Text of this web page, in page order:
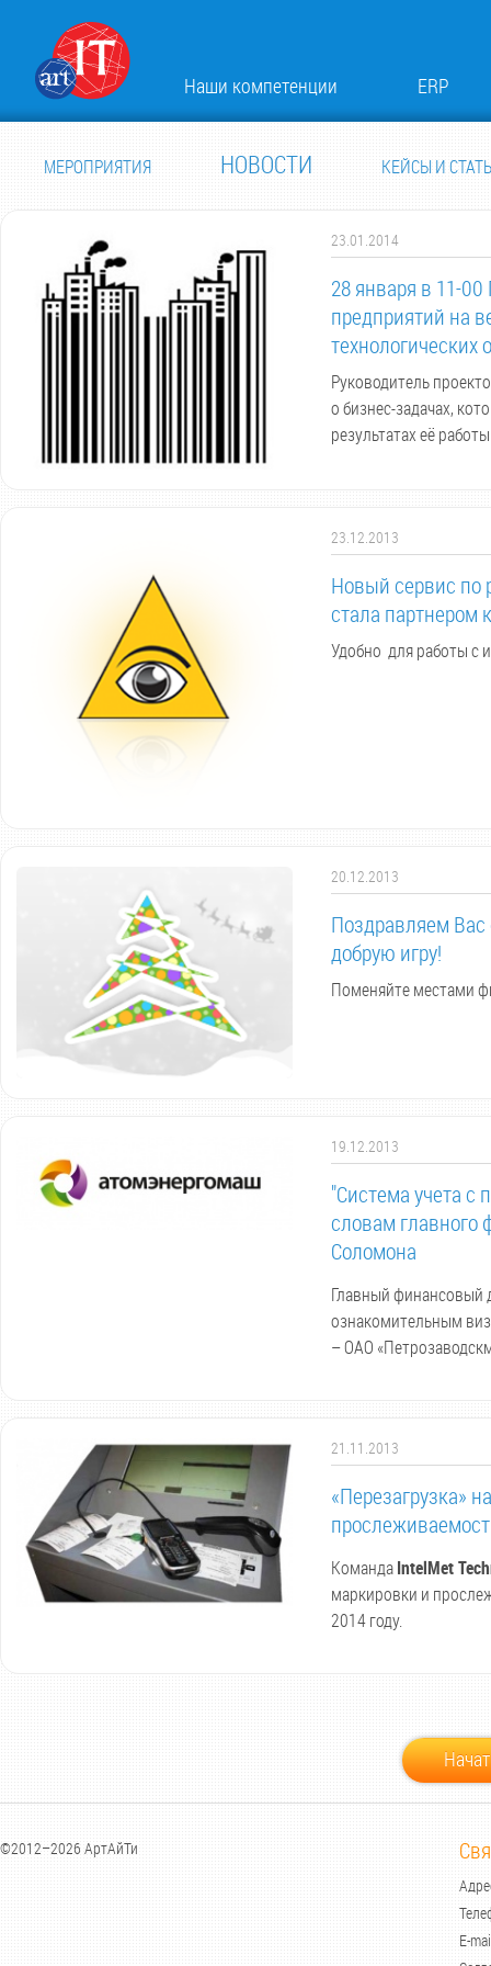
Наши компетенции ERP
МЕРОПРИЯТИЯ НОВОСТИ КЕЙСЫ И
23.01.2014
28 января в 11-
предприятий на
технологических
Руководитель
о бизнес-задачах,
результатах её работы
23.12.2013
Новый сервис по
стала
Удобно для работы с
20.12.2013
Поздравляем
добрую игру!
Поменяйте местами
19.12.2013
"Система учета
словам главного
Соломона
Главный финансовый
ознакомительным
– ОАО
21.11.2013
«Перезагрузка»
КомандаIntelMet
маркировки и
2014 году.
©2012–2026 АртАйТи
E-